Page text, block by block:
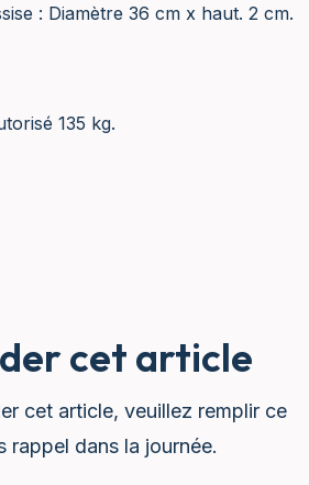
: Diamètre 36 cm x haut. 2 cm.
135 kg.
cet article
cet article, veuillez remplir ce
rappel dans la journée.